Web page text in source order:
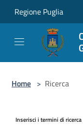
Regione Puglia
Home > Ricerca
Inserisci i termini di ricerca